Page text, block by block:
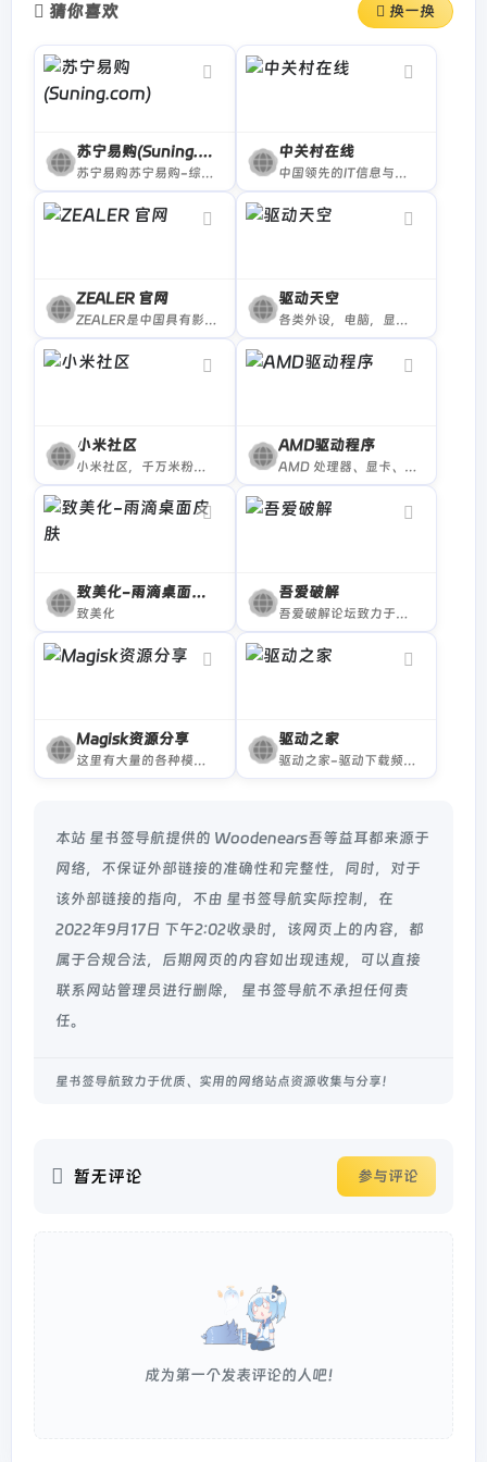
猜你喜欢 换一换
苏宁易购(Suning.com)
苏宁易购苏宁易购-综合网上购物平台，商品涵盖家电、手机、电脑、超市、母婴、服装、百货、海外购等品类。送货更准时、价格更超值、上新货更快，正品行货、全国联保、可门店自提，全网更低价，让您放心去喜欢！
中关村在线
中国领先的IT信息与商务门户, 包括新闻, 商城, 硬件, 下载, 游戏, 手机, 评测等40个大型频道，每天发布大量各类产品促销信息及文章专题，是IT行业的厂商, 经销商, IT产品, 解决方案的提供场所
ZEALER 官网
ZEALER是中国具有影响力的科技视频平台。创始人兼CEO王自如 和 ZEALER 坚持打造兼具行业洞察力与品质感的科技视频内容，输出「科技 Plus」生活主张。目前涵盖消费电子、智能家居、出行方式、娱乐游戏等科技生活内容。
驱动天空
各类外设，电脑，显卡，数码驱动下载，专业方便的驱动下载站
小米社区
小米社区，千万米粉的大本营
AMD驱动程序
AMD 处理器、显卡、FPGA、自适应 SoC 和软件助力在 AI、数据中心、企业计算解决方案和游戏领域占尽先机
致美化-雨滴桌面皮肤
致美化
吾爱破解
吾爱破解论坛致力于软件安全与病毒分析的前沿，丰富的技术版块交相辉映，由无数热衷于软件加密解密及反病毒爱好者共同维护
Magisk资源分享
这里有大量的各种模块可以下载哦!
驱动之家
驱动之家-驱动下载频道共有十多万种各类别产品驱动、工具及说明书，为您提供全面的驱动下载和驱动一体化自动安装服务
本站 星书签导航提供的 Woodenears吾等益耳都来源于
网络，不保证外部链接的准确性和完整性，同时，对于
该外部链接的指向，不由 星书签导航实际控制，在
2022年9月17日 下午2:02收录时，该网页上的内容，都
属于合规合法，后期网页的内容如出现违规，可以直接
联系网站管理员进行删除， 星书签导航不承担任何责
任。
星书签导航致力于优质、实用的网络站点资源收集与分享！
暂无评论 参与评论
成为第一个发表评论的人吧！